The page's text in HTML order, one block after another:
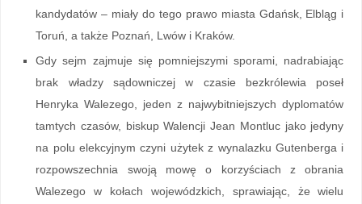
kandydatów – miały do tego prawo miasta Gdańsk, Elbląg i
Toruń, a także Poznań, Lwów i Kraków.
Gdy sejm zajmuje się pomniejszymi sporami, nadrabiając
brak władzy sądowniczej w czasie bezkrólewia poseł
Henryka Walezego, jeden z najwybitniejszych dyplomatów
tamtych czasów, biskup Walencji Jean Montluc jako jedyny
na polu elekcyjnym czyni użytek z wynalazku Gutenberga i
rozpowszechnia swoją mowę o korzyściach z obrania
Walezego w kołach wojewódzkich, sprawiając, że wielu